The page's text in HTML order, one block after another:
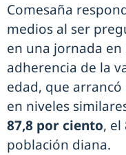
Comesaña
medios al ser
en una jornada
adherencia de la
edad, que
en niveles
87,8 por ciento, el
población diana.